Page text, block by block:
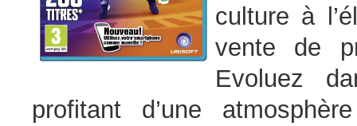
culture à
vente de
Evoluez
profitant d’une